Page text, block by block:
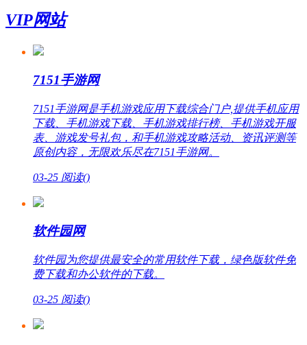
VIP网站
7151手游网
7151手游网是手机游戏应用下载综合门户,提供手机应用
下载、手机游戏下载、手机游戏排行榜、手机游戏开服
表、游戏发号礼包，和手机游戏攻略活动、资讯评测等
原创内容，无限欢乐尽在7151手游网。
03-25 阅读()
软件园网
软件园为您提供最安全的常用软件下载，绿色版软件免
费下载和办公软件的下载。
03-25 阅读()